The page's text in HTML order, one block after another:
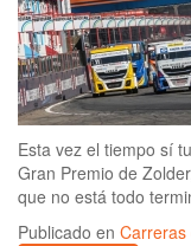
Esta vez el tiempo sí
Gran Premio de
que no está todo
Publicado en